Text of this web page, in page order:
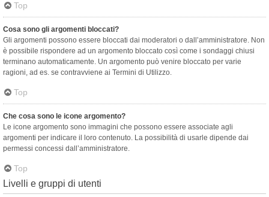
Top
Cosa sono gli argomenti bloccati?
Gli argomenti possono essere bloccati dai moderatori o dall’amministratore. Non
è possibile rispondere ad un argomento bloccato così come i sondaggi chiusi
terminano automaticamente. Un argomento può venire bloccato per varie
ragioni, ad es. se contravviene ai Termini di Utilizzo.
Top
Che cosa sono le icone argomento?
Le icone argomento sono immagini che possono essere associate agli
argomenti per indicare il loro contenuto. La possibilità di usarle dipende dai
permessi concessi dall’amministratore.
Top
Livelli e gruppi di utenti